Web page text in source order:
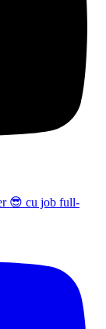
😎 cu job full-